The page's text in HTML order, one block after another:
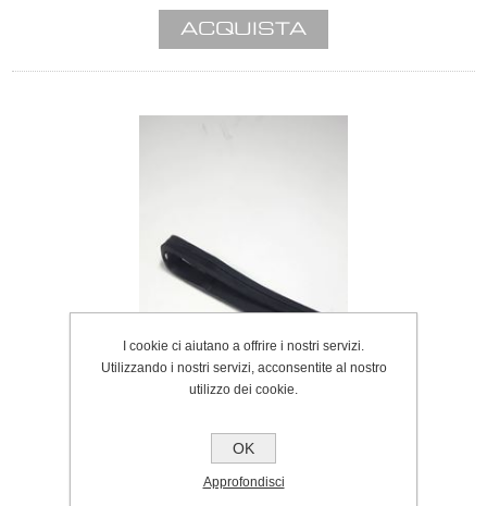
I cookie ci aiutano a offrire i nostri servizi.
Utilizzando i nostri servizi, acconsentite al nostro
utilizzo dei cookie.
OK
Approfondisci